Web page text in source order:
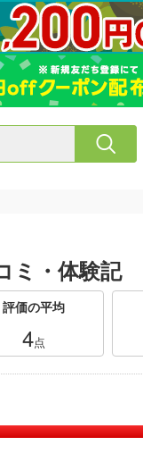
ミ・体験記
評価の平均
4点